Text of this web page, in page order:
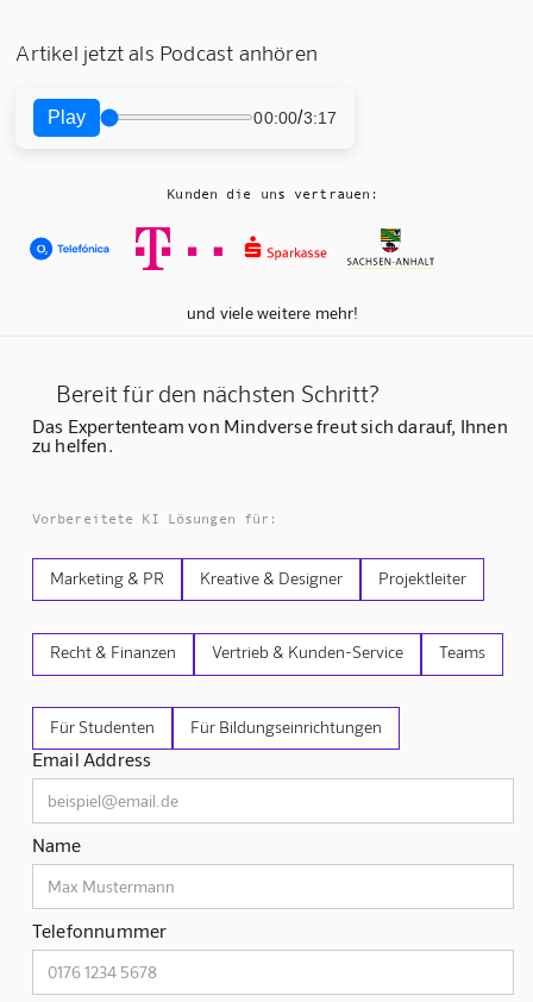
Artikel jetzt als Podcast anhören
Play 00:00/3:17
Kunden die uns vertrauen:
und viele weitere mehr!
Bereit für den nächsten Schritt?
Das Expertenteam von Mindverse freut sich darauf, Ihnen
zu helfen.
Vorbereitete KI Lösungen für:
Marketing & PR Kreative & Designer Projektleiter
Recht & Finanzen Vertrieb & Kunden-Service Teams
Für Studenten Für Bildungseinrichtungen
Email Address
Name
Telefonnummer